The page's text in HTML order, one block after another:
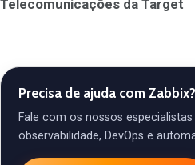
Telecomunicações da Target
Precisa de ajuda com Zabbix?
Fale com os nossos
observabilidade, DevOps e